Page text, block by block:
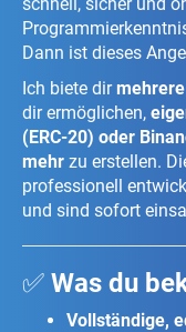
Dann ist dieses
Ich biete dir
dir ermöglichen,
(ERC-20) oder
mehr zu erstellen.
professionell
und sind sofort
✅ Was du
Vollständige,